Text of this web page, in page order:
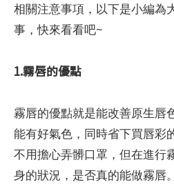
相關注意事項，以下是小編為
事，快來看看吧~
1.霧唇的優點
霧唇的優點就是能改善原生唇
能有好氣色，同時省下買唇彩
不用擔心弄髒口罩，但在進行
身的狀況，是否真的能做霧唇。